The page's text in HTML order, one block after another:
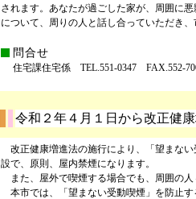
されます。あなたが過ごした家が、周囲に
について、周りの人と話し合っていただき
問合せ
住宅課住宅係 TEL.551-0347 FAX.552-
令和２年４月１日から改正健
改正健康増進法の施行により、「望まな
設で、原則、屋内禁煙になります。
また、屋外で喫煙する場合でも、周囲の
本市では、「望まない受動喫煙」を防止